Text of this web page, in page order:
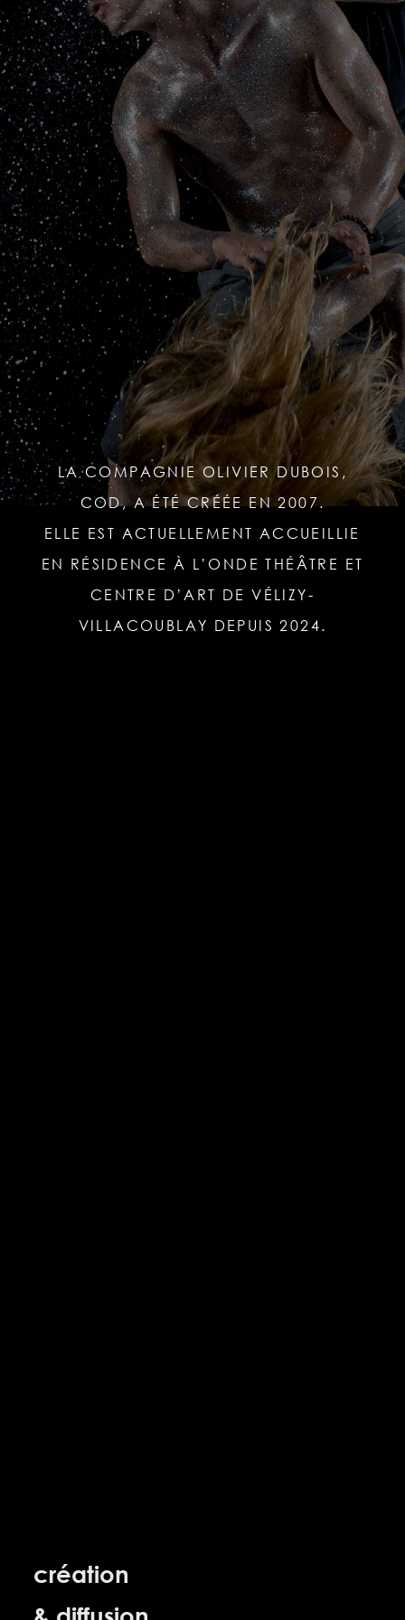
LA COMPAGNIE OLIVIER DUBOIS,
COD, A ÉTÉ CRÉÉE EN 2007.
ELLE EST ACTUELLEMENT ACCUEILLIE
EN RÉSIDENCE À L’ONDE THÉÂTRE ET
CENTRE D’ART DE VÉLIZY-
VILLACOUBLAY DEPUIS 2024.
création